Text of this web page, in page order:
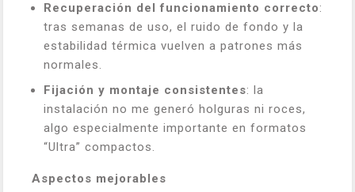
Recuperación del funcionamiento correcto:
tras semanas de uso, el ruido de fondo y la
estabilidad térmica vuelven a patrones más
normales.
Fijación y montaje consistentes: la
instalación no me generó holguras ni roces,
algo especialmente importante en formatos
“Ultra” compactos.
Aspectos mejorables